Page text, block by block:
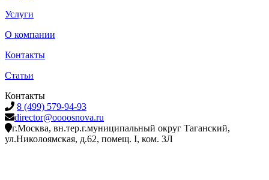
Услуги
О компании
Контакты
Статьи
Контакты
8 (499) 579-94-93
director@oooosnova.ru
г.Москва, вн.тер.г.муниципальный округ Таганский,
ул.Николоямская, д.62, помещ. I, ком. 3Л